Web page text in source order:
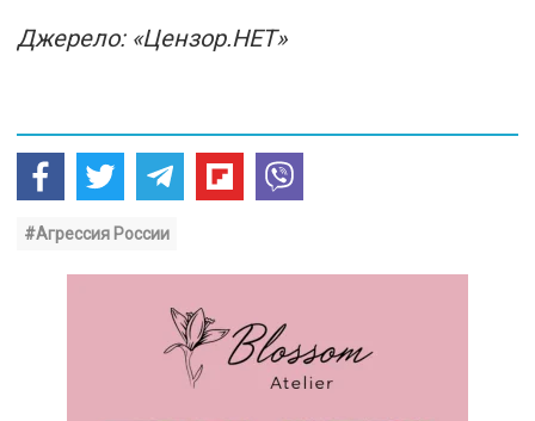
Джерело: «Цензор.НЕТ»
#Агрессия России